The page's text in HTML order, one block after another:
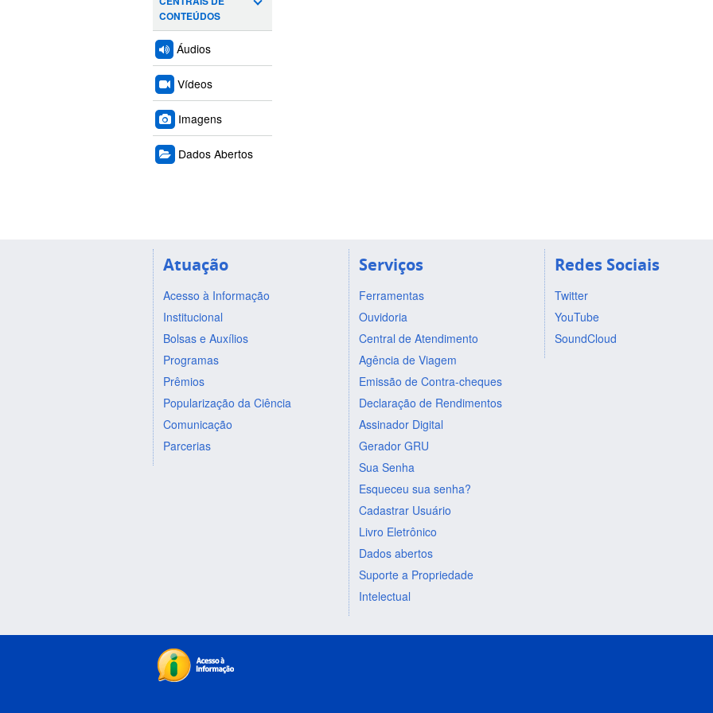
CONTEÚDOS
Áudios
Vídeos
Imagens
Dados Abertos
Atuação
Acesso à Informação
Institucional
Bolsas e Auxílios
Programas
Prêmios
Popularização da Ciência
Comunicação
Parcerias
Serviços
Ferramentas
Ouvidoria
Central de Atendimento
Agência de Viagem
Emissão de Contra-cheques
Declaração de Rendimentos
Assinador Digital
Gerador GRU
Sua Senha
Esqueceu sua senha?
Cadastrar Usuário
Livro Eletrônico
Dados abertos
Suporte a Propriedade
Intelectual
Redes Sociais
Twitter
YouTube
SoundCloud